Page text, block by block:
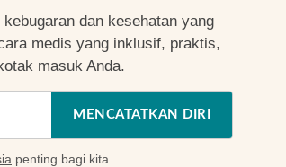
dan kesehatan yang
medis yang inklusif, praktis,
masuk Anda.
MENCATATKAN DIRI
penting bagi kita